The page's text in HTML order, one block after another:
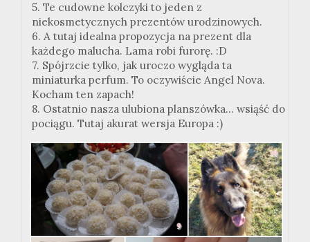
5. Te cudowne kolczyki to jeden z
niekosmetycznych prezentów urodzinowych.
6. A tutaj idealna propozycja na prezent dla
każdego malucha. Lama robi furorę. :D
7. Spójrzcie tylko, jak uroczo wygląda ta
miniaturka perfum. To oczywiście Angel Nova.
Kocham ten zapach!
8. Ostatnio nasza ulubiona planszówka... wsiąść do
pociągu. Tutaj akurat wersja Europa :)